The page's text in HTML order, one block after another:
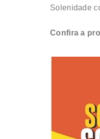
Solenidade
Confira a